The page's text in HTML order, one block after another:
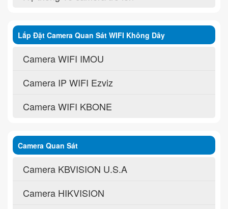
Lắp Đặt Camera Quan Sát WIFI Không Dây
Camera WIFI IMOU
Camera IP WIFI Ezviz
Camera WIFI KBONE
Camera Quan Sát
Camera KBVISION U.S.A
Camera HIKVISION